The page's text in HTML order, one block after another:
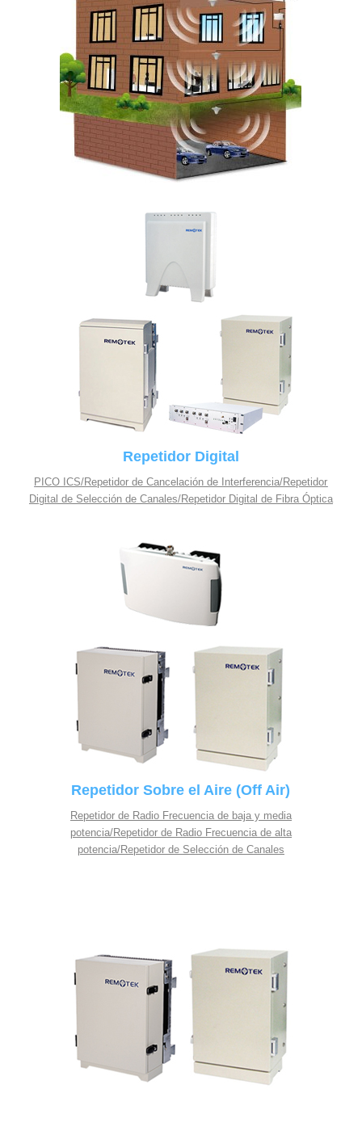
Repetidor Digital
PICO ICS/Repetidor de Cancelación de Interferencia/Repetidor
Digital de Selección de Canales/Repetidor Digital de Fibra Óptica
Repetidor Sobre el Aire (Off Air)
Repetidor de Radio Frecuencia de baja y media
potencia/Repetidor de Radio Frecuencia de alta
potencia/Repetidor de Selección de Canales